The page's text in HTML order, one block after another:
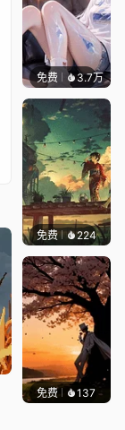
免费 3.7万豆子
免费 224Max
免费 137渔小小